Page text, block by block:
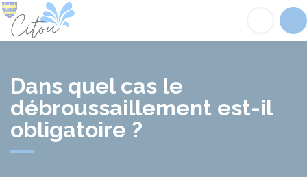
Dans quel cas le
débroussaillement est-il
obligatoire ?